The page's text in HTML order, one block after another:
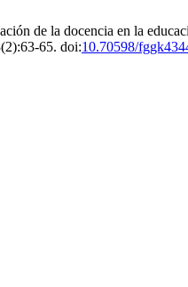
de la docencia en la
65. doi:10.70598/